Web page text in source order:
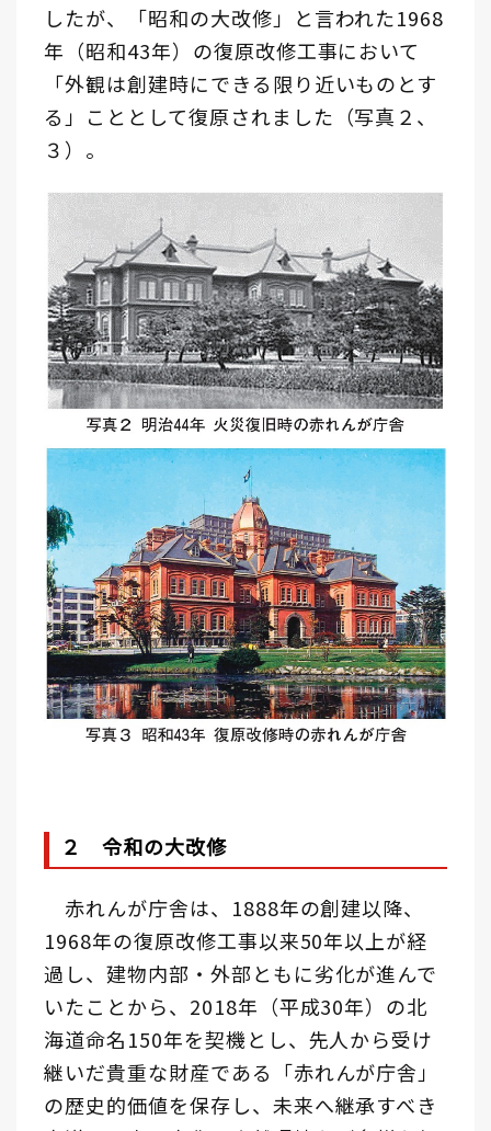
したが、「昭和の大改修」と言われた1968
年（昭和43年）の復原改修工事において
「外観は創建時にできる限り近いものとす
る」こととして復原されました（写真２、
３）。
２ 令和の大改修
赤れんが庁舎は、1888年の創建以降、
1968年の復原改修工事以来50年以上が経
過し、建物内部・外部ともに劣化が進んで
いたことから、2018年（平成30年）の北
海道命名150年を契機とし、先人から受け
継いだ貴重な財産である「赤れんが庁舎」
の歴史的価値を保存し、未来へ継承すべき